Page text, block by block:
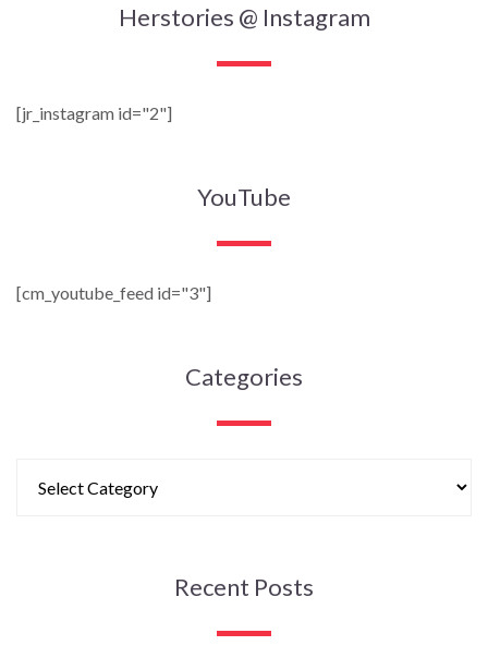
Herstories @ Instagram
[jr_instagram id="2"]
YouTube
[cm_youtube_feed id="3"]
Categories
Recent Posts